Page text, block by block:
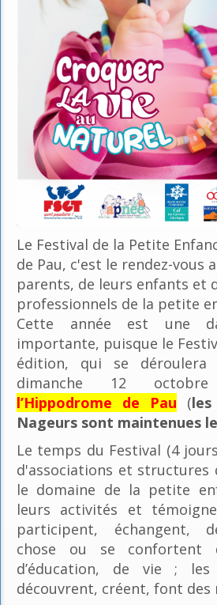
Le Festival de la Petite
de Pau, c'est le rendez-vous
parents, de leurs enfants et
professionnels de la petite
Cette année est une
importante, puisque le
édition, qui se
dimanche 12
l’Hippodrome de Pau (
Nageurs sont maintenues
Le temps du Festival (4
d'associations et
le domaine de la petite
leurs activités et
participent, échangent,
chose ou se confortent
d’éducation, de vie ;
découvrent, créent, font des